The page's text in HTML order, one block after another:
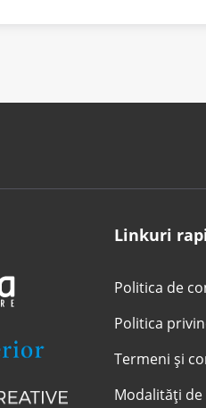
Linkuri
Politica de
Politica
Termeni și
Modalități de